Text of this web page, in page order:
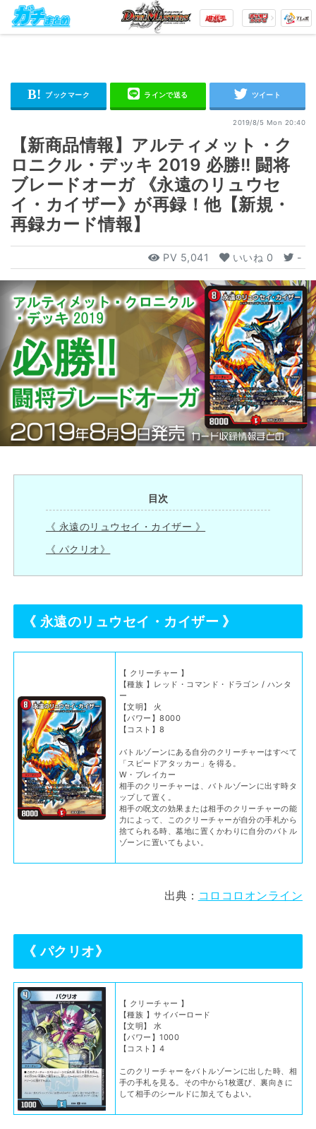
2019/8/5 Mon 20:40
【新商品情報】アルティメット・ク
ロニクル・デッキ 2019 必勝!! 闘将
ブレードオーガ 《永遠のリュウセ
イ・カイザー》が再録！他【新規・
再録カード情報】
PV 5,041 いいね 0 -
目次
《 永遠のリュウセイ・カイザー 》
《 パクリオ》
《 永遠のリュウセイ・カイザー 》
【 クリーチャー 】
【種族 】レッド・コマンド・ドラゴン / ハンタ
ー
【文明】 火
【パワー】8000
【コスト】8
バトルゾーンにある自分のクリーチャーはすべて
「スピードアタッカー」を得る。
W・ブレイカー
相手のクリーチャーは、バトルゾーンに出す時タ
ップして置く。
相手の呪文の効果または相手のクリーチャーの能
力によって、このクリーチャーが自分の手札から
捨てられる時、墓地に置くかわりに自分のバトル
ゾーンに置いてもよい。
出典： コロコロオンライン
《 パクリオ》
【 クリーチャー 】
【種族 】サイバーロード
【文明】 水
【パワー】1000
【コスト】4
このクリーチャーをバトルゾーンに出した時、相
手の手札を見る。その中から1枚選び、裏向きに
して相手のシールドに加えてもよい。